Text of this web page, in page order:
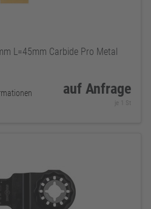
L=45mm Carbide Pro Metal
auf Anfrage
je 1 St